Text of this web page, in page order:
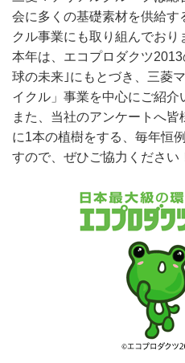
会に多くの基礎素材を供給す
クル事業にも取り組んでおり
本年は、エコプロダクツ
球の未来｣にもとづき、三菱
イクル」事業を中心にご紹介
また、当社のアンケートへ
に1本の植樹をする、毎年恒
すので、ぜひご協力ください